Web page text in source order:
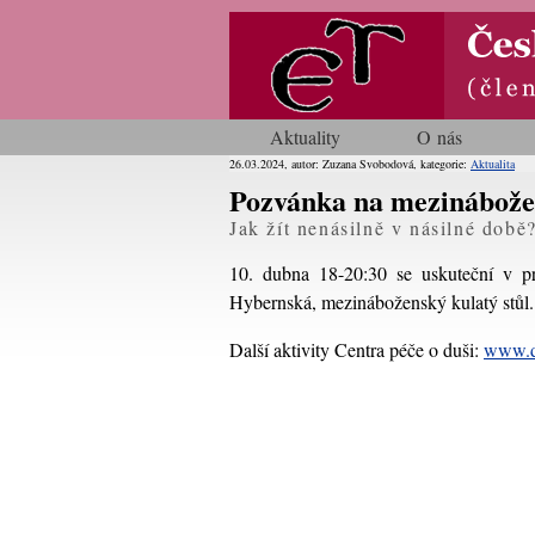
Aktuality O nás
26.03.2024, autor: Zuzana Svobodová, kategorie: Aktualita
Pozvánka na
Jak žít nenásilně v násilné době?
10. dubna 18-20:30 se uskuteční v
Hybernská, mezináboženský kulatý
Další aktivity Centra péče o duši: